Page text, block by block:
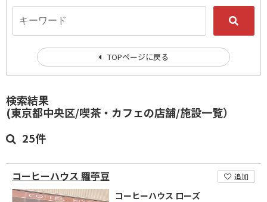
検索結果
(東京都中央区/喫茶・カフェの店舗/施設一覧）
25件
コーヒーハウス 羅苧豆 追加
コーヒーハウス ローズ
TOPページに戻る